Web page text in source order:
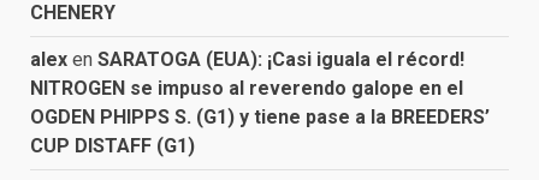
CHENERY
alex en SARATOGA (EUA): ¡Casi iguala el récord!
NITROGEN se impuso al reverendo galope en el
OGDEN PHIPPS S. (G1) y tiene pase a la BREEDERS’
CUP DISTAFF (G1)